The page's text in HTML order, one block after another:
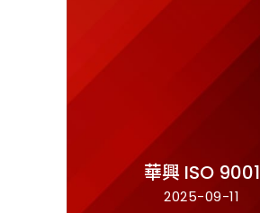
華興 ISO 9001
2025-09-11